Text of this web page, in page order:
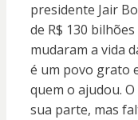
presidente Jair
de R$ 130
mudaram a vida
é um povo grato
quem o ajudou.
sua parte, mas